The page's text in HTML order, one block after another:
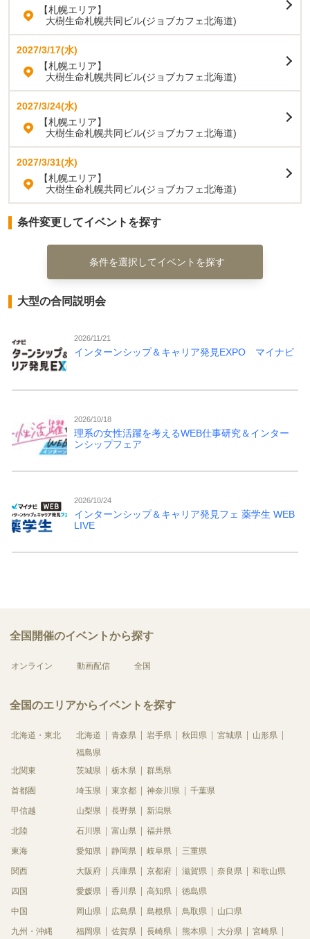
【札幌エリア】
大樹生命札幌共同ビル(ジョブカフェ北海道)
2027/3/17(水)
【札幌エリア】
大樹生命札幌共同ビル(ジョブカフェ北海道)
2027/3/24(水)
【札幌エリア】
大樹生命札幌共同ビル(ジョブカフェ北海道)
2027/3/31(水)
【札幌エリア】
大樹生命札幌共同ビル(ジョブカフェ北海道)
条件変更してイベントを探す
条件を選択してイベントを探す
大型の合同説明会
2026/11/21
インターンシップ＆キャリア発見EXPO マイナビ
2026/10/18
理系の女性活躍を考えるWEB仕事研究＆インター
ンシップフェア
2026/10/24
インターンシップ＆キャリア発見フェ 薬学生 WEB
LIVE
全国開催のイベントから探す
オンライン 動画配信 全国
全国のエリアからイベントを探す
北海道・東北 北海道 青森県 岩手県 秋田県 宮城県
山形県
福島県
北関東
茨城県 栃木県 群馬県
首都圏 埼玉県 東京都 神奈川県 千葉県
甲信越 山梨県 長野県 新潟県
北陸 石川県 富山県 福井県
東海 愛知県 静岡県 岐阜県 三重県
関西 大阪府 兵庫県 京都府 滋賀県 奈良県 和歌山県
四国 愛媛県 香川県 高知県 徳島県
中国 岡山県 広島県 島根県 鳥取県 山口県
九州・沖縄 福岡県 佐賀県 長崎県 熊本県 大分県
宮崎県